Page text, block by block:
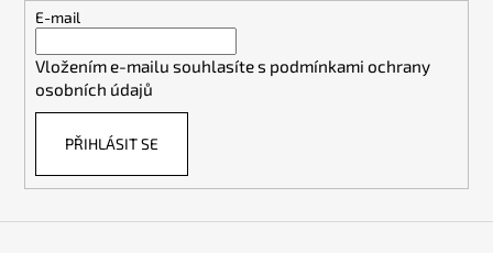
E-mail
Vložením e-mailu souhlasíte s podmínkami ochrany
osobních údajů
PŘIHLÁSIT SE